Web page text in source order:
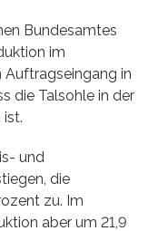
Bundesamtes
im
Auftragseingang in
die Talsohle in der
und
die
zu. Im
aber um 21,9